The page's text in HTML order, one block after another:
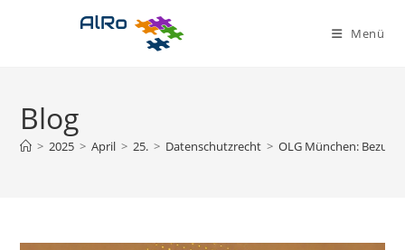
Menü
Blog
> 2025 > April > 25. > Datenschutzrecht > OLG München: